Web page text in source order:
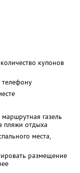
купонов
телефону
газель
пляжи отдыха
места,
размещение